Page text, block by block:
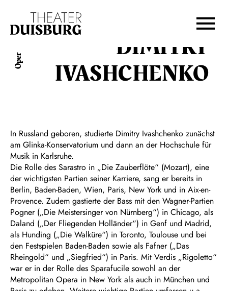
Zur Hauptnavigation springen
Zum Footer springen
Oper DIMITRY
IVASHCHENKO
In Russland geboren, studierte Dimitry Ivashchenko zunächst
am Glinka-Konservatorium und dann an der Hochschule für
Musik in Karlsruhe.
Die Rolle des Sarastro in „Die Zauberflöte“ (Mozart), eine
der wichtigsten Partien seiner Karriere, sang er bereits in
Berlin, Baden-Baden, Wien, Paris, New York und in Aix-en-
Provence. Zudem gastierte der Bass mit den Wagner-Partien
Pogner („Die Meistersinger von Nürnberg“) in Chicago, als
Daland („Der Fliegenden Holländer“) in Genf und Madrid,
als Hunding („Die Walküre“) in Toronto, Toulouse und bei
den Festspielen Baden-Baden sowie als Fafner („Das
Rheingold“ und „Siegfried“) in Paris. Mit Verdis „Rigoletto“
war er in der Rolle des Sparafucile sowohl an der
Metropolitan Opera in New York als auch in München und